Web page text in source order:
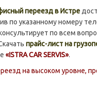
переезд в Истре
по указанному номеру
по всем
прайс-лист на
«ISTRA CAR SERVIS».
на высоком уровне,